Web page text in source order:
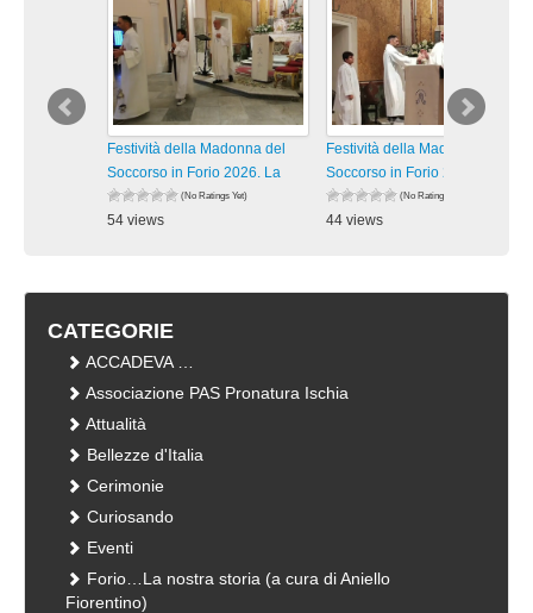
Festività della Madonna del
Soccorso in Forio 2026. La
(No Ratings Yet)
54 views
Festività della Madonna del
Soccorso in Forio 2026. La
(No Ratings Yet)
44 views
CATEGORIE
ACCADEVA …
Associazione PAS Pronatura Ischia
Attualità
Bellezze d'Italia
Cerimonie
Curiosando
Eventi
Forio…La nostra storia (a cura di Aniello
Fiorentino)